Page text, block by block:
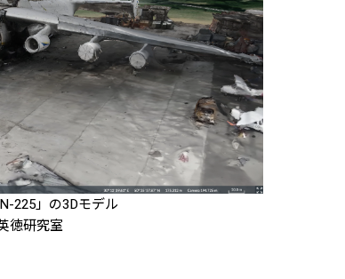
225」の3Dモデル
徳研究室